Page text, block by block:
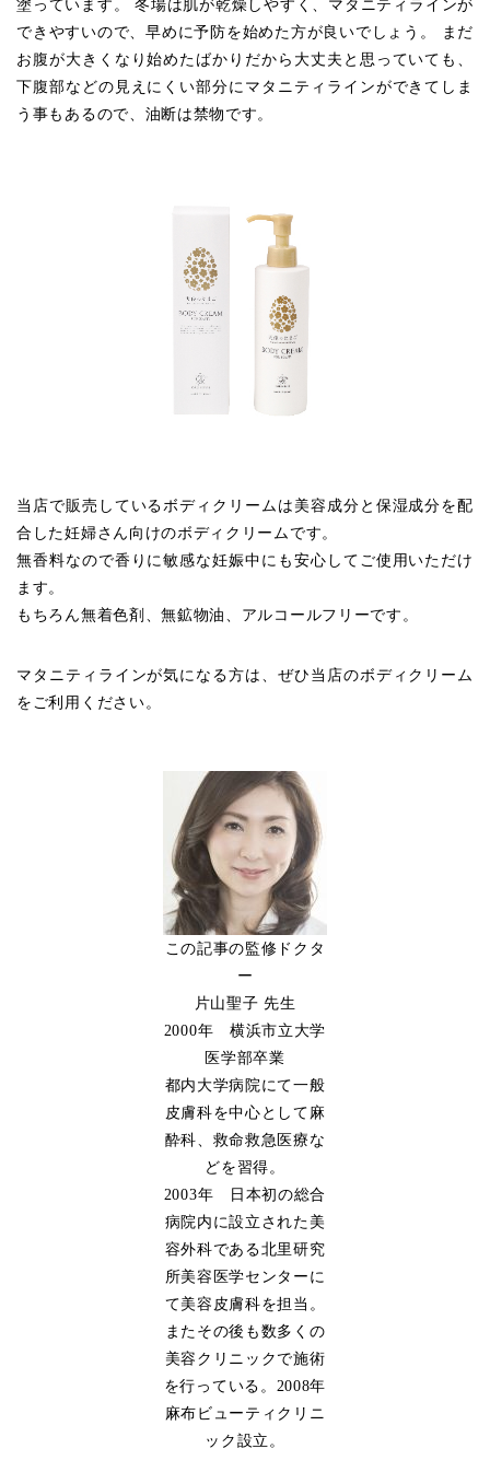
塗っています。 冬場は肌が乾燥しやすく、マタニティラインが
できやすいので、早めに予防を始めた方が良いでしょう。 まだ
お腹が大きくなり始めたばかりだから大丈夫と思っていても、
下腹部などの見えにくい部分にマタニティラインができてしま
う事もあるので、油断は禁物です。
当店で販売しているボディクリームは美容成分と保湿成分を配
合した妊婦さん向けのボディクリームです。
無香料なので香りに敏感な妊娠中にも安心してご使用いただけ
ます。
もちろん無着色剤、無鉱物油、アルコールフリーです。
マタニティラインが気になる方は、ぜひ当店のボディクリーム
をご利用ください。
この記事の監修ドクタ
ー
片山聖子 先生
2000年 横浜市立大学
医学部卒業
都内大学病院にて一般
皮膚科を中心として麻
酔科、救命救急医療な
どを習得。
2003年 日本初の総合
病院内に設立された美
容外科である北里研究
所美容医学センターに
て美容皮膚科を担当。
またその後も数多くの
美容クリニックで施術
を行っている。2008年
麻布ビューティクリニ
ック設立。